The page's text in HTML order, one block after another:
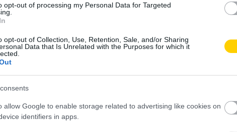
opt-out of processing my Personal Data for Targeted
opt-out of Collection, Use, Retention, Sale, and/or Sharing
Data that Is Unrelated with the Purposes for which it
allow Google to enable storage related to advertising like cookies on
identifiers in apps.
a magukat jómódúnak tartó idősek használják
rossz anyagi helyzetű fiatalok veszik igénybe (29%),
is csak az 57 százaléka.
csak a 45 százaléka szerint tudja teljesen
szemben a fiatalok 75-78 százalékával. A vezetékes
tartják hasznos szolgáltatásnak: az idősek 39 százaléka
fiatalabbak közül csak 17 százalék gondolja így.